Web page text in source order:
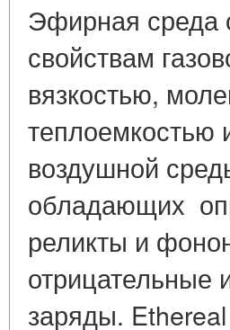
Эфирная среда
свойствам
вязкостью,
теплоемкостью
воздушной
обладающих
реликты и
отрицательные
заряды.